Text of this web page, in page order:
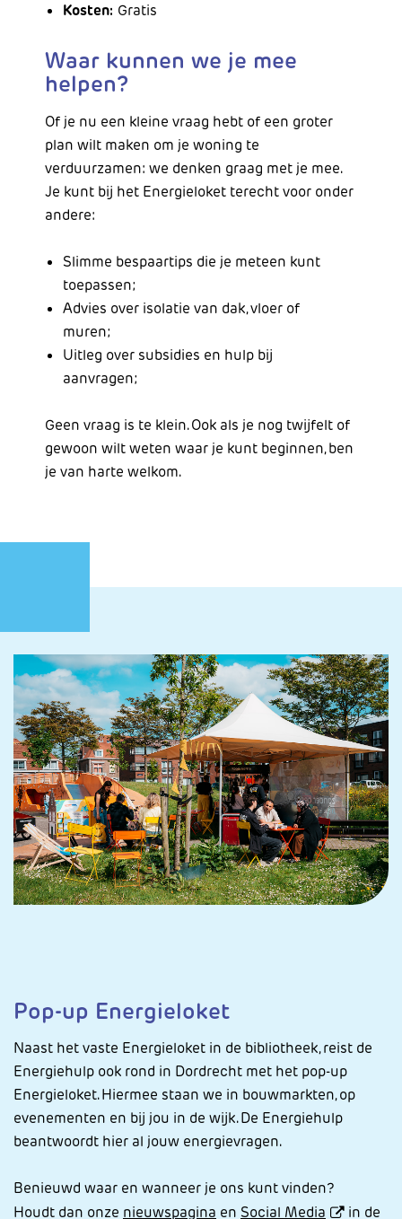
Kosten: Gratis
Waar kunnen we je mee
helpen?
Of je nu een kleine vraag hebt of een groter
plan wilt maken om je woning te
verduurzamen: we denken graag met je mee.
Je kunt bij het Energieloket terecht voor onder
andere:
Slimme bespaartips die je meteen kunt
toepassen;
Advies over isolatie van dak, vloer of
muren;
Uitleg over subsidies en hulp bij
aanvragen;
Geen vraag is te klein. Ook als je nog twijfelt of
gewoon wilt weten waar je kunt beginnen, ben
je van harte welkom.
Pop-up Energieloket
Naast het vaste Energieloket in de bibliotheek, reist de
Energiehulp ook rond in Dordrecht met het pop-up
Energieloket. Hiermee staan we in bouwmarkten, op
evenementen en bij jou in de wijk. De Energiehulp
beantwoordt hier al jouw energievragen.
Benieuwd waar en wanneer je ons kunt vinden?
Houdt dan onze nieuwspagina en Social Media in de